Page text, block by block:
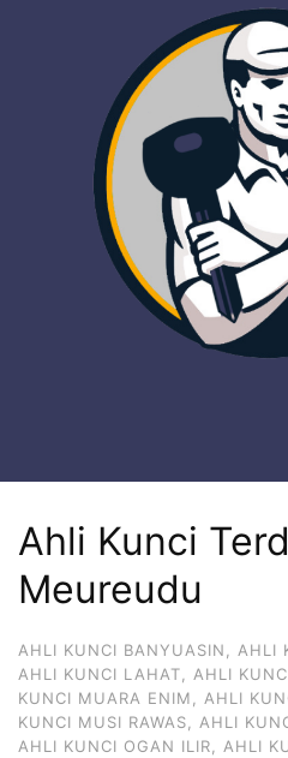
Ahli Kunci
Meureudu
AHLI KUNCI BANYUASIN, AHLI
AHLI KUNCI LAHAT, AHLI
KUNCI MUARA ENIM, AHLI
KUNCI MUSI RAWAS, AHLI
AHLI KUNCI OGAN ILIR, AHLI